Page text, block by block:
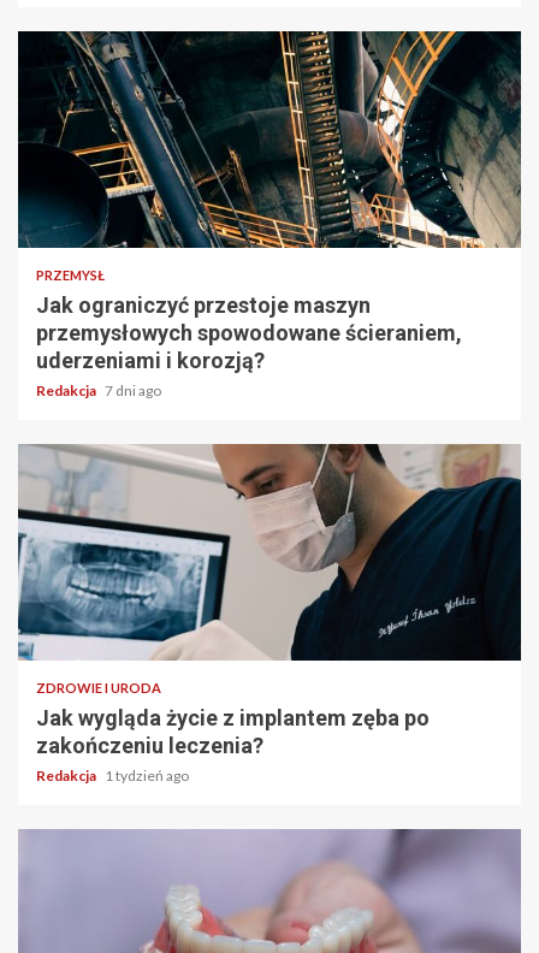
PRZEMYSŁ
Jak ograniczyć przestoje maszyn
przemysłowych spowodowane ścieraniem,
uderzeniami i korozją?
Redakcja 7 dni ago
ZDROWIE I URODA
Jak wygląda życie z implantem zęba po
zakończeniu leczenia?
Redakcja 1 tydzień ago